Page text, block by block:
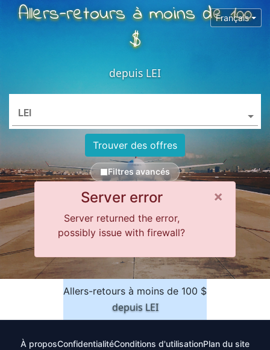
Français
Allers-retours à moins de 100
$
depuis LEI
LEI
Trouver des offres
Filtres avancés
×
Server error
Server returned the error,
possibly issue with firewall?
Allers-retours à moins de 100 $
depuis LEI
À proposConfidentialitéConditions d'utilisationPlan du site